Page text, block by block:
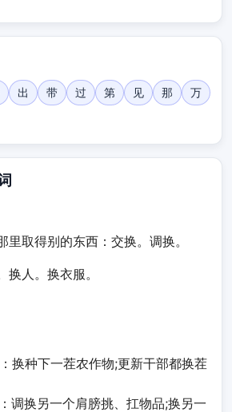
出 带 过 第 见 那
万
里取得别的东西 ：交换。调换。
换 人。 换衣服。
换种下一茬农作物;更新干部都换茬
调换另一个肩膀挑、扛物品;换另一